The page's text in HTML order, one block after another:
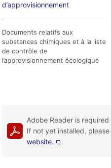
d’approvisionnement
Documents relatifs aux
substances chimiques et à la liste
de contrôle de
l’approvisionnement écologique
Adobe Reader is
If not yet installed,
website.